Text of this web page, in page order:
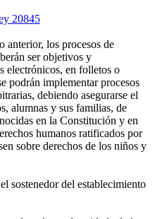
20845
anterior, los procesos de
ser objetivos y
electrónicos, en folletos o
podrán implementar procesos
debiendo asegurarse el
alumnas y sus familias, de
en la Constitución y en
humanos ratificados por
sobre derechos de los niños y
sostenedor del establecimiento